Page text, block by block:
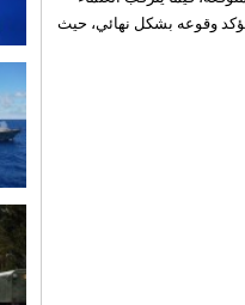
وقوعه بشكل نهائي، حيث